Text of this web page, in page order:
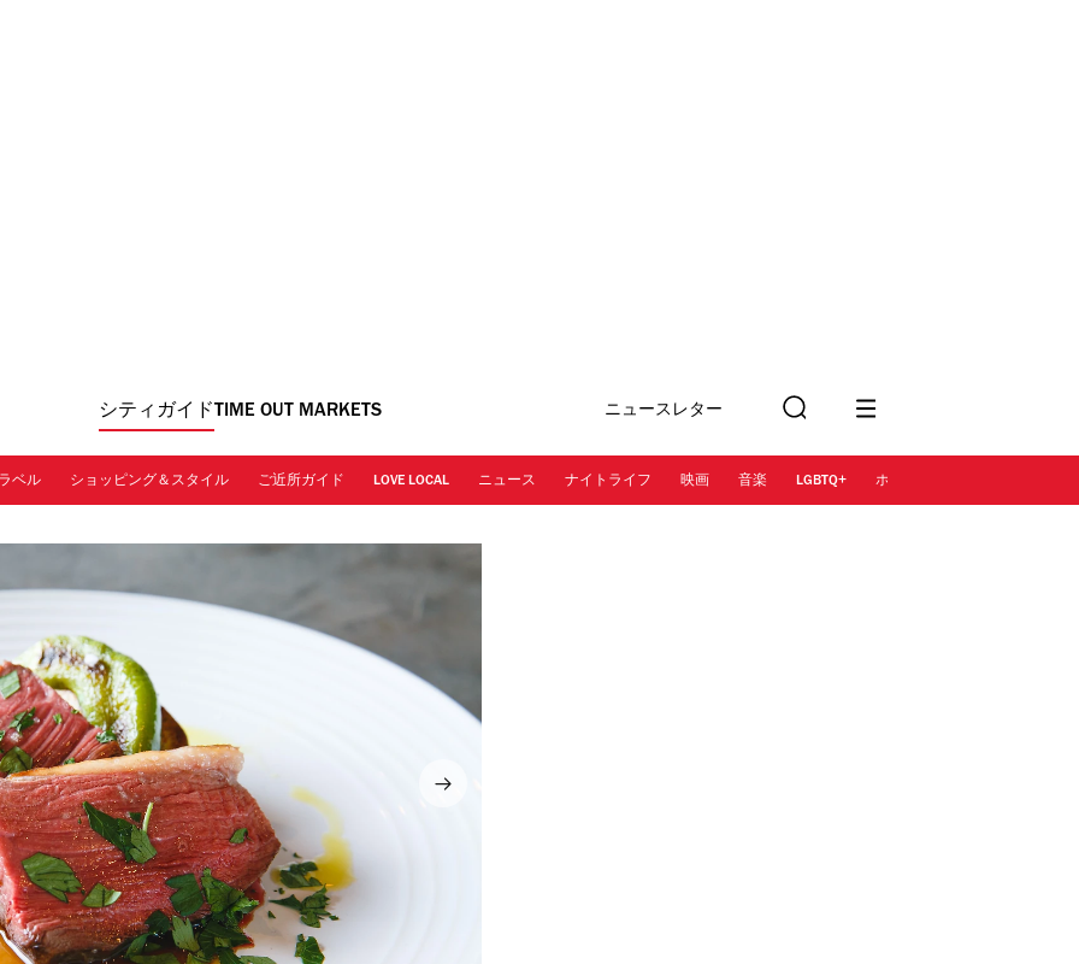
シティガイド TIME OUT MARKETS ニュースレター
に登録
索
ベル ショッピング＆スタイル ご近所ガイド LOVE LOCAL ニュース ナイトライフ 映画 音楽 LGBTQ+ ホテル